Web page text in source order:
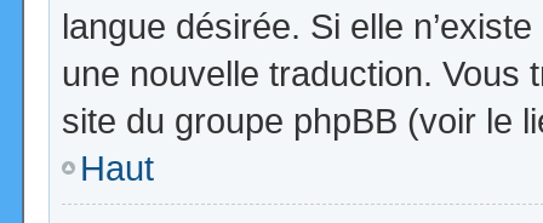
langue désirée. Si elle
une nouvelle traduction. Vous
site du groupe phpBB (voir le
Haut